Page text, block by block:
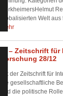
HorkheimersHelmut
globalisierten Welt
Mehr
IF – Zeitschrift
Forschung 28/12
Mit der Zeitschrift für
die gesellschaftliche
und die politische